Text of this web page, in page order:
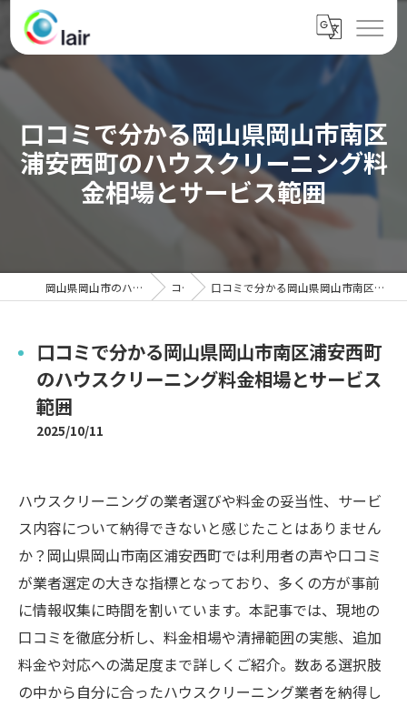
口コミで分かる岡山県岡山市南区
浦安西町のハウスクリーニング料
金相場とサービス範囲
岡山県岡山市のハウスクリーニングならクレール コラム 口コミで分かる岡山県岡山市南区浦安西町のハウスクリーニング料金相場とサービス範囲
口コミで分かる岡山県岡山市南区浦安西町
のハウスクリーニング料金相場とサービス
範囲
2025/10/11
ハウスクリーニングの業者選びや料金の妥当性、サービ
ス内容について納得できないと感じたことはありません
か？岡山県岡山市南区浦安西町では利用者の声や口コミ
が業者選定の大きな指標となっており、多くの方が事前
に情報収集に時間を割いています。本記事では、現地の
口コミを徹底分析し、料金相場や清掃範囲の実態、追加
料金や対応への満足度まで詳しくご紹介。数ある選択肢
の中から自分に合ったハウスクリーニング業者を納得し